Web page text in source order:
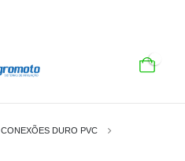
CONEXÕES DURO PVC